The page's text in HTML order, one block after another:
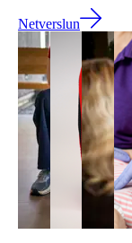
Netverslun